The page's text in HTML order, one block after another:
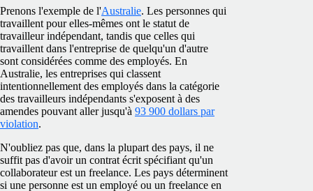
Prenons l'exemple de l'Australie. Les personnes qui
travaillent pour elles-mêmes ont le statut de
travailleur indépendant, tandis que celles qui
travaillent dans l'entreprise de quelqu'un d'autre
sont considérées comme des employés. En
Australie, les entreprises qui classent
intentionnellement des employés dans la catégorie
des travailleurs indépendants s'exposent à des
amendes pouvant aller jusqu'à 93 900 dollars par
violation.
N'oubliez pas que, dans la plupart des pays, il ne
suffit pas d'avoir un contrat écrit spécifiant qu'un
collaborateur est un freelance. Les pays déterminent
si une personne est un employé ou un freelance en